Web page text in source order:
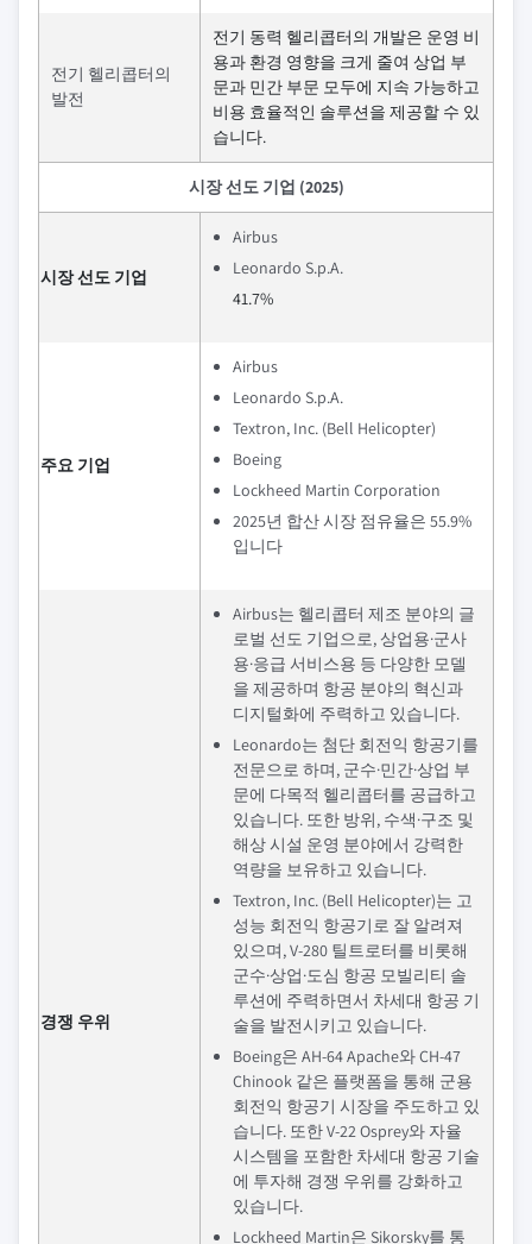
전기 헬리콥터의
발전
전기 동력 헬리콥터의 개발은 운영 비
용과 환경 영향을 크게 줄여 상업 부
문과 민간 부문 모두에 지속 가능하고
비용 효율적인 솔루션을 제공할 수 있
습니다.
시장 선도 기업 (2025)
시장 선도 기업
Airbus
Leonardo S.p.A.
41.7%
주요 기업
Airbus
Leonardo S.p.A.
Textron, Inc. (Bell Helicopter)
Boeing
Lockheed Martin Corporation
2025년 합산 시장 점유율은 55.9%
입니다
경쟁 우위
Airbus는 헬리콥터 제조 분야의 글
로벌 선도 기업으로, 상업용·군사
용·응급 서비스용 등 다양한 모델
을 제공하며 항공 분야의 혁신과
디지털화에 주력하고 있습니다.
Leonardo는 첨단 회전익 항공기를
전문으로 하며, 군수·민간·상업 부
문에 다목적 헬리콥터를 공급하고
있습니다. 또한 방위, 수색·구조 및
해상 시설 운영 분야에서 강력한
역량을 보유하고 있습니다.
Textron, Inc. (Bell Helicopter)는 고
성능 회전익 항공기로 잘 알려져
있으며, V-280 틸트로터를 비롯해
군수·상업·도심 항공 모빌리티 솔
루션에 주력하면서 차세대 항공 기
술을 발전시키고 있습니다.
Boeing은 AH-64 Apache와 CH-47
Chinook 같은 플랫폼을 통해 군용
회전익 항공기 시장을 주도하고 있
습니다. 또한 V-22 Osprey와 자율
시스템을 포함한 차세대 항공 기술
에 투자해 경쟁 우위를 강화하고
있습니다.
Lockheed Martin은 Sikorsky를 통